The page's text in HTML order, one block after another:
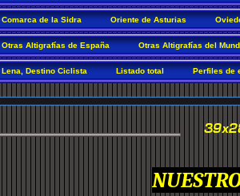
Comarca de la Sidra Oriente de Asturias
Otras Altigrafías de España Otras Altigrafías del
Lena, Destino Ciclista Listado total Perfiles de